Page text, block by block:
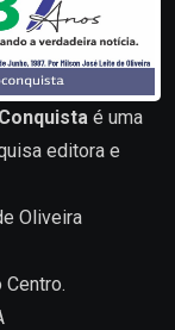
é uma
editora e
Oliveira